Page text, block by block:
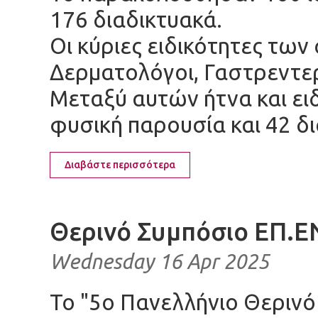
176 διαδικτυακά.
Οι κύριες ειδικότητες
Δερματολόγοι,
Μεταξύ αυτών ήτνα και
φυσική παρουσία και 42
Διαβάστε περισσότερα
Θερινό Συμπόσιο
Wednesday 16 Apr 2025
Το "5ο Πανελλήνιο